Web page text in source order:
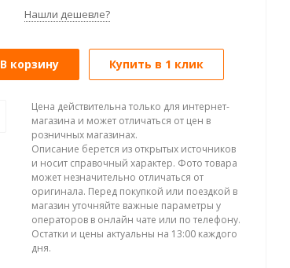
Нашли дешевле?
В корзину Купить в 1 клик
Цена действительна только для интернет-
магазина и может отличаться от цен в
розничных магазинах.
Описание берется из открытых источников
и носит справочный характер. Фото товара
может незначительно отличаться от
оригинала. Перед покупкой или поездкой в
магазин уточняйте важные параметры у
операторов в онлайн чате или по телефону.
Остатки и цены актуальны на 13:00 каждого
дня.